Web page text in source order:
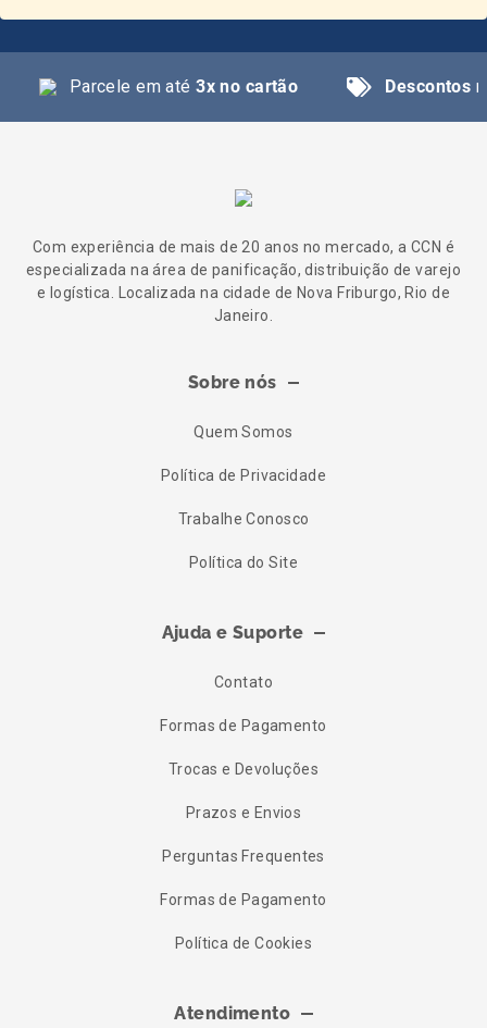
Parcele em até3x no cartão Descontos
Com experiência de mais de 20 anos no mercado, a CCN é
especializada na área de panificação, distribuição de varejo
e logística. Localizada na cidade de Nova Friburgo, Rio de
Janeiro.
Sobre nós
Quem Somos
Política de Privacidade
Trabalhe Conosco
Política do Site
Ajuda e Suporte
Contato
Formas de Pagamento
Trocas e Devoluções
Prazos e Envios
Perguntas Frequentes
Formas de Pagamento
Política de Cookies
Atendimento